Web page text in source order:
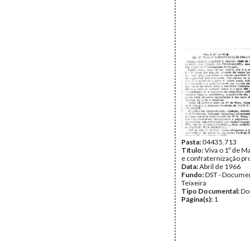
Pasta:04435.713
Título:Viva o 1º de
e confraternização
Data:Abril de 1966
Fundo:DST -
Teixeira
Tipo Documental:
Página(s): 1